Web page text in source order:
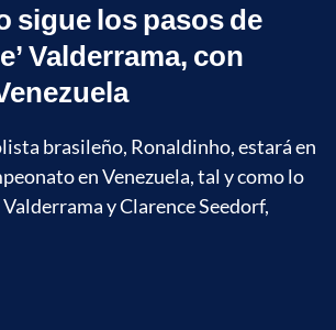
sigue los pasos de
Valderrama, con
brasileño, Ronaldinho, estará en
en Venezuela, tal y como lo
Valderrama y Clarence Seedorf,